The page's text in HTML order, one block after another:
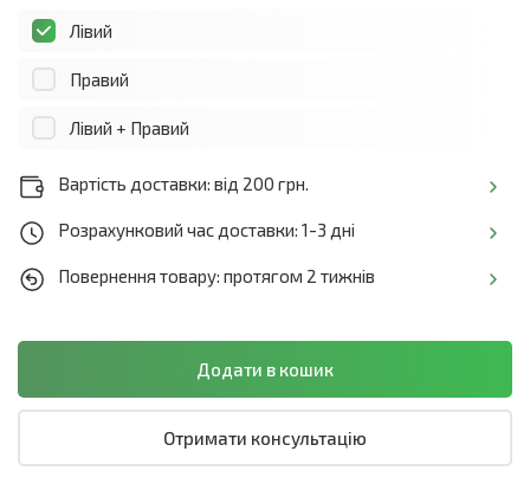
Лівий
Правий
Лівий + Правий
Вартість доставки: від 200 грн.
Розрахунковий час доставки: 1-3 дні
Повернення товару: протягом 2 тижнів
Отримати консультацію